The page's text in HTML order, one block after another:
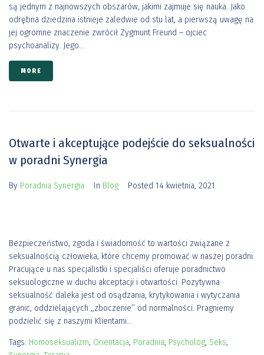
są jednym z najnowszych obszarów, jakimi zajmuje się nauka. Jako
odrębna dziedzina istnieje zaledwie od stu lat, a pierwszą uwagę na
jej ogromne znaczenie zwrócił Zygmunt Freund – ojciec
psychoanalizy. Jego...
MORE
Otwarte i akceptujące podejście do seksualności
w poradni Synergia
By Poradnia Synergia In Blog Posted 14 kwietnia, 2021
Bezpieczeństwo, zgoda i świadomość to wartości związane z
seksualnością człowieka, które chcemy promować w naszej poradni.
Pracujące u nas specjalistki i specjaliści oferuje poradnictwo
seksuologiczne w duchu akceptacji i otwartości. Pozytywna
seksualność daleka jest od osądzania, krytykowania i wytyczania
granic, oddzielających ,,zboczenie’’ od normalności. Pragniemy
podzielić się z naszymi Klientami...
Tags: Homoseksualizm, Orientacja, Poradnia, Psycholog, Seks,